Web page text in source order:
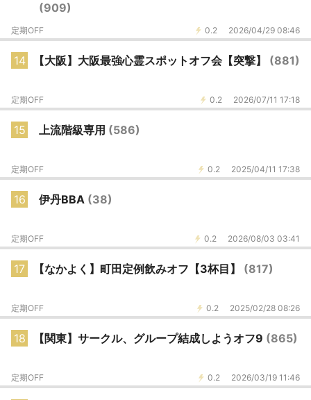
(909)
0.2 2026/04/29 08:46
定期OFF
14 【大阪】大阪最強心霊スポットオフ会【突撃】 (881)
0.2 2026/07/11 17:18
定期OFF
15 上流階級専用 (586)
0.2 2025/04/11 17:38
定期OFF
16 伊丹BBA (38)
0.2 2026/08/03 03:41
定期OFF
17 【なかよく】町田定例飲みオフ【3杯目】 (817)
0.2 2025/02/28 08:26
定期OFF
18 【関東】サークル、グループ結成しようオフ9 (865)
0.2 2026/03/19 11:46
定期OFF